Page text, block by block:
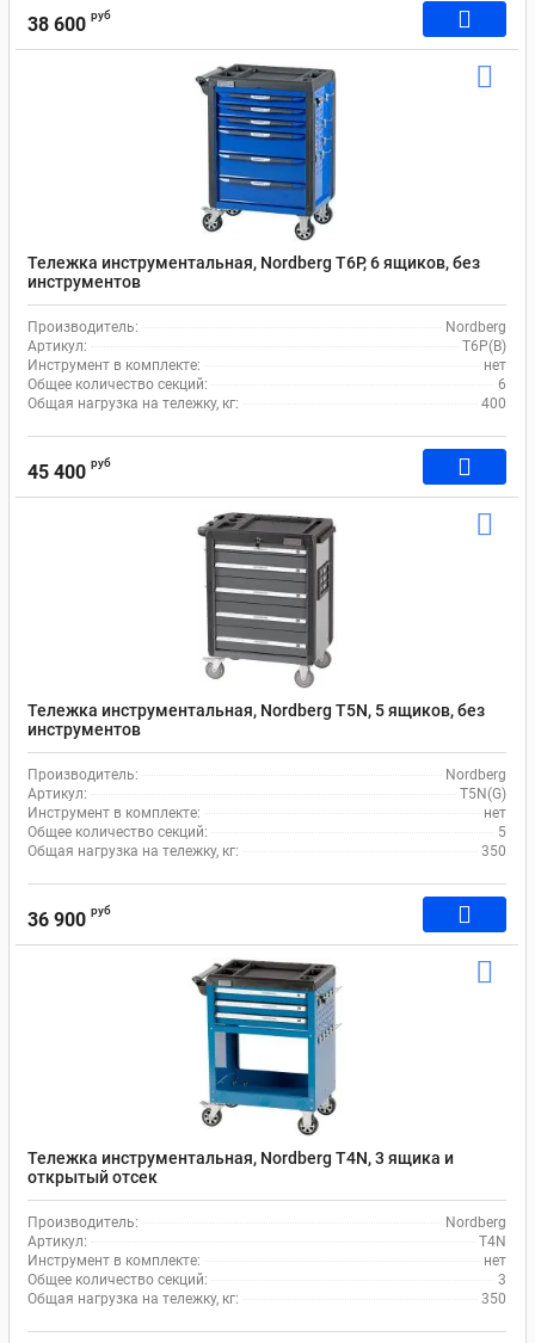
38 600 руб
Тележка инструментальная, Nordberg T6P, 6 ящиков, без
инструментов
Производитель:
Nordberg
Артикул:
T6P(B)
Инструмент в комплекте:
нет
Общее количество секций:
6
Общая нагрузка на тележку, кг:
400
45 400 руб
Тележка инструментальная, Nordberg T5N, 5 ящиков, без
инструментов
Производитель:
Nordberg
Артикул:
T5N(G)
Инструмент в комплекте:
нет
Общее количество секций:
5
Общая нагрузка на тележку, кг:
350
36 900 руб
Тележка инструментальная, Nordberg T4N, 3 ящика и
открытый отсек
Производитель:
Nordberg
Артикул:
T4N
Инструмент в комплекте:
нет
Общее количество секций:
3
Общая нагрузка на тележку, кг:
350